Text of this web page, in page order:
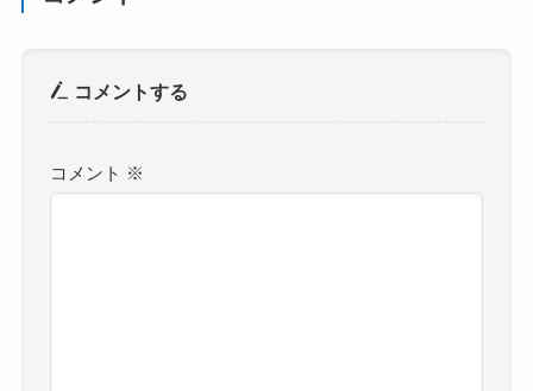
コメントする
コメント ※